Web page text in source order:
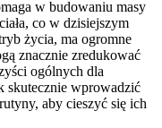
w budowaniu masy
co w dzisiejszym
życia, ma ogromne
znacznie zredukować
ogólnych dla
skutecznie wprowadzić
aby cieszyć się ich